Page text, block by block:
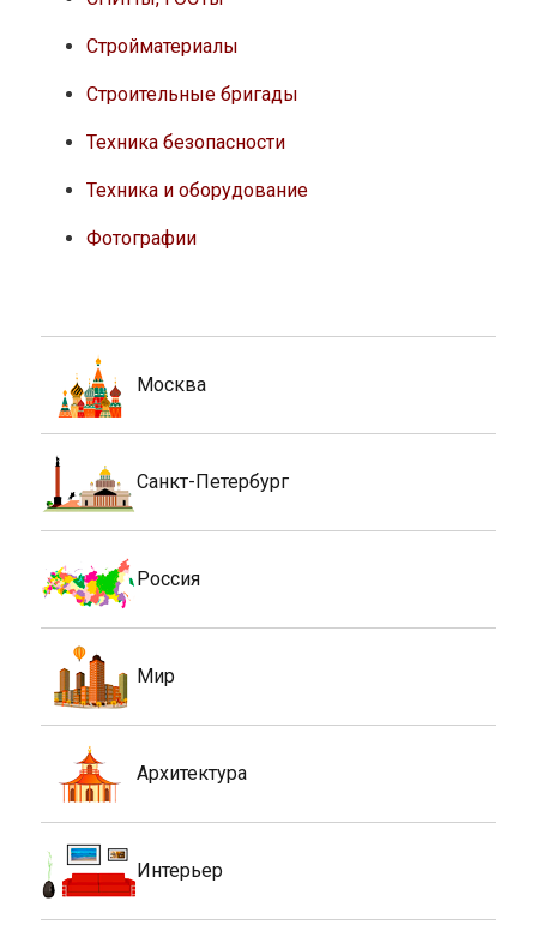
Стройматериалы
Строительные бригады
Техника безопасности
Техника и оборудование
Фотографии
Москва
Санкт-Петербург
Россия
Мир
Архитектура
Интерьер